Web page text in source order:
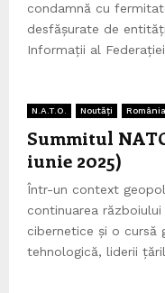
condamnă cu
desfășurate de
Informații al Federației
N.A.T.O. Noutăți România
Summitul
iunie 2025)
Într-un context
continuarea
cibernetice și o cursă
tehnologică, liderii